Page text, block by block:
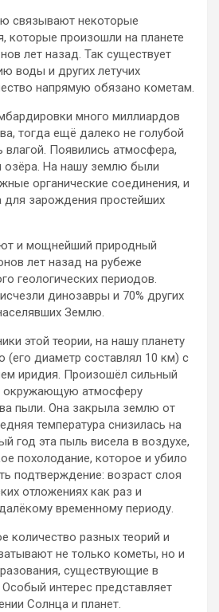
связывают некоторые
которые произошли на планете
лет назад. Так существует
воды и других летучих
напрямую обязано кометам.
много миллиардов
тогда ещё далеко не голубой
влагой. Появились атмосфера,
озёра. На нашу землю были
органические соединения, и
зарождения простейших
и мощнейший природный
лет назад на рубеже
геологических периодов.
динозавры и 70% других
Землю.
этой теории, на нашу планету
(его диаметр составлял 10 км) с
иридия. Произошёл сильный
окружающую атмосферу
пыли. Она закрыла землю от
температура снизилась на
год эта пыль висела в воздухе,
похолодание, которое и убило
подтверждение: возраст слоя
отложениях как раз и
временному периоду.
количество разных теорий и
не только кометы, но и
существующие в
интерес представляет
Солнца и планет.